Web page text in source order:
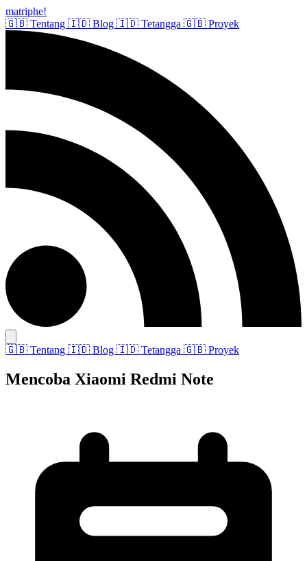
matriphe!
🇬🇧 Tentang 🇮🇩 Blog 🇮🇩 Tetangga 🇬🇧 Proyek
🇬🇧 Tentang 🇮🇩 Blog 🇮🇩 Tetangga 🇬🇧 Proyek
Mencoba Xiaomi Redmi Note